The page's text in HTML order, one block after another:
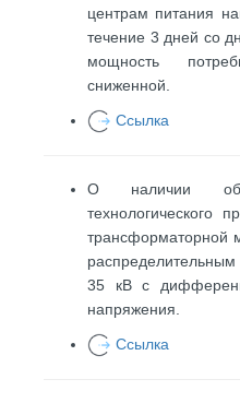
центрам питания
течение 3 дней со
мощность
сниженной.
Ссылка
О наличии
технологического
трансформаторной
35 кВ с
напряжения.
Ссылка